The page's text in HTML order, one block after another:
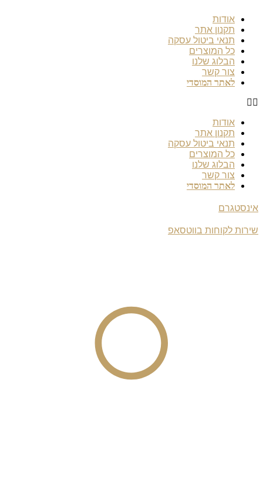
לתוכן
אודות
תקנון אתר
תנאי ביטול עסקה
כל המוצרים
הבלוג שלנו
צור קשר
לאתר המוסדי
אודות
תקנון אתר
תנאי ביטול עסקה
כל המוצרים
הבלוג שלנו
צור קשר
לאתר המוסדי
אינסטגרם
שירות לקוחות בווטסאפ